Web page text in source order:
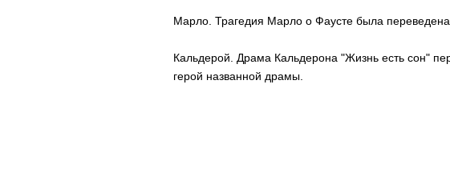
Марло. Трагедия Марло о Фаусте была
Кальдерой. Драма Кальдерона "Жизнь есть сон"
герой названной драмы.